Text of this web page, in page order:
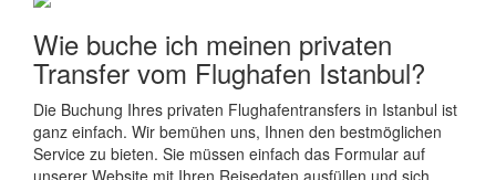
Wie buche ich meinen privaten
Transfer vom Flughafen Istanbul?
Die Buchung Ihres privaten Flughafentransfers in Istanbul ist
ganz einfach. Wir bemühen uns, Ihnen den bestmöglichen
Service zu bieten. Sie müssen einfach das Formular auf
unserer Website mit Ihren Reisedaten ausfüllen und sich